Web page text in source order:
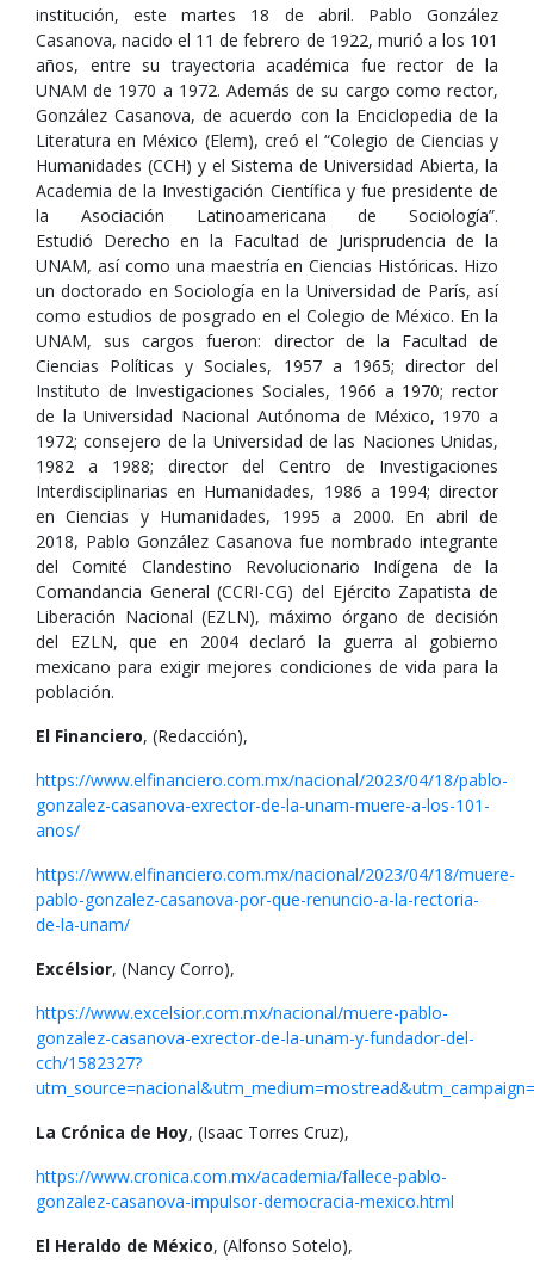
institución, este martes 18 de abril. Pablo González
Casanova, nacido el 11 de febrero de 1922, murió a los 101
años, entre su trayectoria académica fue rector de la
UNAM de 1970 a 1972. Además de su cargo como rector,
González Casanova, de acuerdo con la Enciclopedia de la
Literatura en México (Elem), creó el “Colegio de Ciencias y
Humanidades (CCH) y el Sistema de Universidad Abierta, la
Academia de la Investigación Científica y fue presidente de
la Asociación Latinoamericana de Sociología”.
Estudió Derecho en la Facultad de Jurisprudencia de la
UNAM, así como una maestría en Ciencias Históricas. Hizo
un doctorado en Sociología en la Universidad de París, así
como estudios de posgrado en el Colegio de México. En la
UNAM, sus cargos fueron: director de la Facultad de
Ciencias Políticas y Sociales, 1957 a 1965; director del
Instituto de Investigaciones Sociales, 1966 a 1970; rector
de la Universidad Nacional Autónoma de México, 1970 a
1972; consejero de la Universidad de las Naciones Unidas,
1982 a 1988; director del Centro de Investigaciones
Interdisciplinarias en Humanidades, 1986 a 1994; director
en Ciencias y Humanidades, 1995 a 2000. En abril de
2018, Pablo González Casanova fue nombrado integrante
del Comité Clandestino Revolucionario Indígena de la
Comandancia General (CCRI-CG) del Ejército Zapatista de
Liberación Nacional (EZLN), máximo órgano de decisión
del EZLN, que en 2004 declaró la guerra al gobierno
mexicano para exigir mejores condiciones de vida para la
población.
El Financiero, (Redacción),
https://www.elfinanciero.com.mx/nacional/2023/04/18/pablo-
gonzalez-casanova-exrector-de-la-unam-muere-a-los-101-
anos/
https://www.elfinanciero.com.mx/nacional/2023/04/18/muere-
pablo-gonzalez-casanova-por-que-renuncio-a-la-rectoria-
de-la-unam/
Excélsior, (Nancy Corro),
https://www.excelsior.com.mx/nacional/muere-pablo-
gonzalez-casanova-exrector-de-la-unam-y-fundador-del-
cch/1582327?
La Crónica de Hoy, (Isaac Torres Cruz),
https://www.cronica.com.mx/academia/fallece-pablo-
gonzalez-casanova-impulsor-democracia-mexico.html
El Heraldo de México, (Alfonso Sotelo),